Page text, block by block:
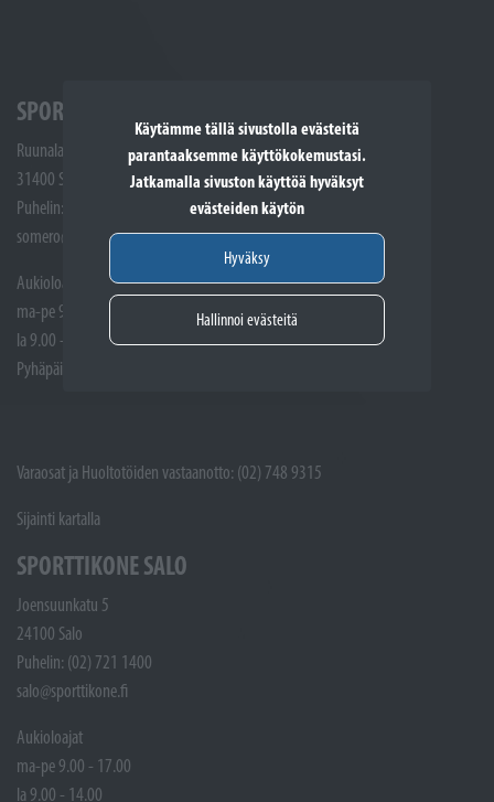
Käytämme tällä sivustolla evästeitä
parantaaksemme käyttökokemustasi.
Jatkamalla sivuston käyttöä hyväksyt
evästeiden käytön
Hyväksy
Hallinnoi evästeitä
SPORTTIKONE SOMERO
Ruunalantie 5
31400 Somero
Puhelin: (02) 748 9300
somero@sporttikone.fi
Aukioloajat
ma-pe 9.00 - 17.00
la 9.00 - 14.00
Pyhäpäivät suljettuna
Varaosat ja Huoltotöiden vastaanotto: (02) 748 9315
Sijainti kartalla
SPORTTIKONE SALO
Joensuunkatu 5
24100 Salo
Puhelin: (02) 721 1400
salo@sporttikone.fi
Aukioloajat
ma-pe 9.00 - 17.00
la 9.00 - 14.00